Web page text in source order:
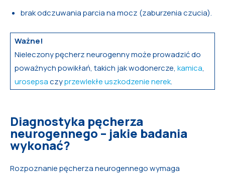
brak odczuwania parcia na mocz (zaburzenia czucia).
Ważne!
Nieleczony pęcherz neurogenny może prowadzić do
poważnych powikłań, takich jak wodonercze, kamica,
urosepsaczyprzewlekłe uszkodzenie nerek.
Diagnostyka pęcherza
neurogennego – jakie badania
wykonać?
Rozpoznanie pęcherza neurogennego wymaga